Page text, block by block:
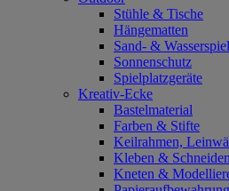
Stühle & Tische
Hängematten
Sand- &
Sonnenschutz
Spielplatzgeräte
Kreativ-Ecke
Bastelmaterial
Farben & Stifte
Keilrahmen,
Kleben & Schneiden
Kneten &